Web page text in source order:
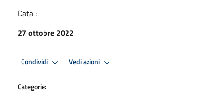
Data :
27 ottobre 2022
Condividi Vedi azioni
Categorie: